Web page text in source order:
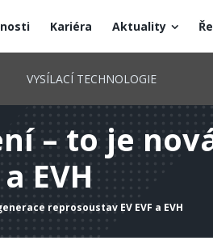
Kariéra Aktuality
VYSÍLACÍ TECHNOLOGIE
– to je
EVH
reprosoustav EV EVF a EVH